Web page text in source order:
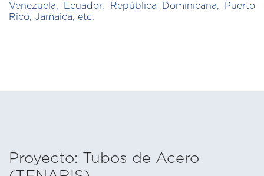
Venezuela, Ecuador, República Dominicana, Puerto
Rico, Jamaica, etc.
Proyecto: Tubos de Acero